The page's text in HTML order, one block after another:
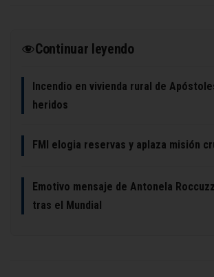
Continuar leyendo
Incendio en vivienda rural de
heridos
FMI elogia reservas y aplaza misión
Emotivo mensaje de Antonela
tras el Mundial